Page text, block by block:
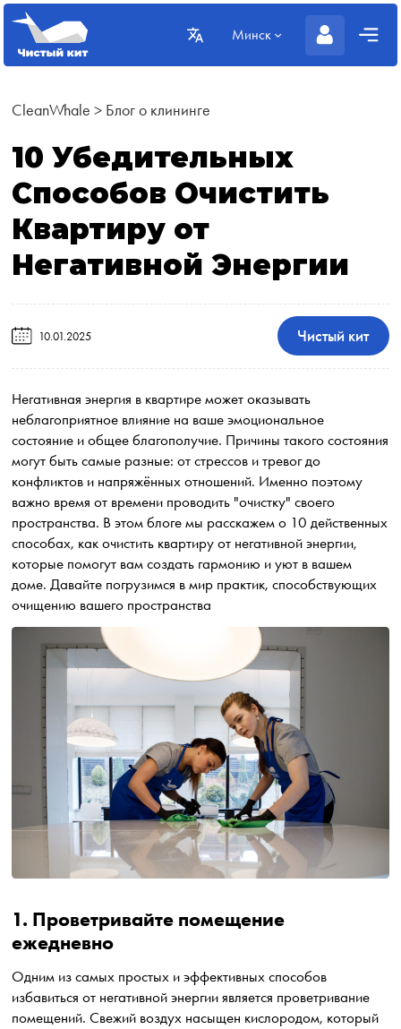
Минск
CleanWhale > Блог о клининге
10 Убедительных
Способов Очистить
Квартиру от
Негативной Энергии
10.01.2025 Чистый кит
Негативная энергия в квартире может оказывать
неблагоприятное влияние на ваше эмоциональное
состояние и общее благополучие. Причины такого состояния
могут быть самые разные: от стрессов и тревог до
конфликтов и напряжённых отношений. Именно поэтому
важно время от времени проводить "очистку" своего
пространства. В этом блоге мы расскажем о 10 действенных
способах, как очистить квартиру от негативной энергии,
которые помогут вам создать гармонию и уют в вашем
доме. Давайте погрузимся в мир практик, способствующих
очищению вашего пространства
1. Проветривайте помещение
ежедневно
Одним из самых простых и эффективных способов
избавиться от негативной энергии является проветривание
помещений. Свежий воздух насыщен кислородом, который